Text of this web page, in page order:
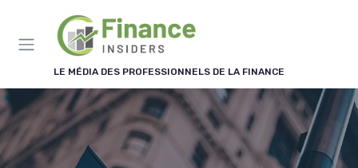
LE MÉDIA DES PROFESSIONNELS DE LA FINANCE